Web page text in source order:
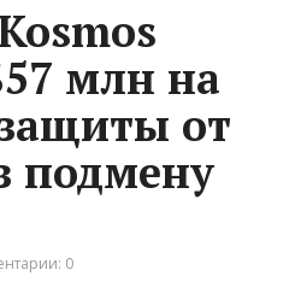
млн на
от
подмену
0